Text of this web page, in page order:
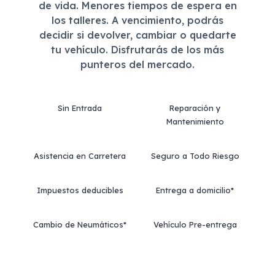
de vida. Menores tiempos de espera en
los talleres. A vencimiento, podrás
decidir si devolver, cambiar o quedarte
tu vehículo. Disfrutarás de los más
punteros del mercado.
Sin Entrada
Reparación y
Mantenimiento
Asistencia en Carretera Seguro a Todo Riesgo
Impuestos deducibles Entrega a domicilio*
Cambio de Neumáticos* Vehículo Pre-entrega